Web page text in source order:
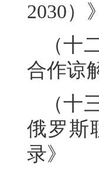
2030）》
（十
合作谅
（十
俄罗斯
录》